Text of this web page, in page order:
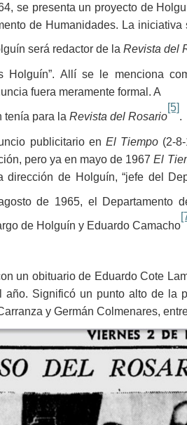
se presenta un proyecto de
de Humanidades. La
será redactor de la Revista del
Allí se le menciona
fuera meramente formal. A
tenía para la Revista del Rosario
[5]
.
publicitario en El Tiempo (2-
pero ya en mayo de 1967El
dirección de Holguín, “jefe del
de 1965, el Departamento
de Holguín y Eduardo Camacho
un obituario de Eduardo Cote
Significó un punto alto de la
y Germán Colmenares,